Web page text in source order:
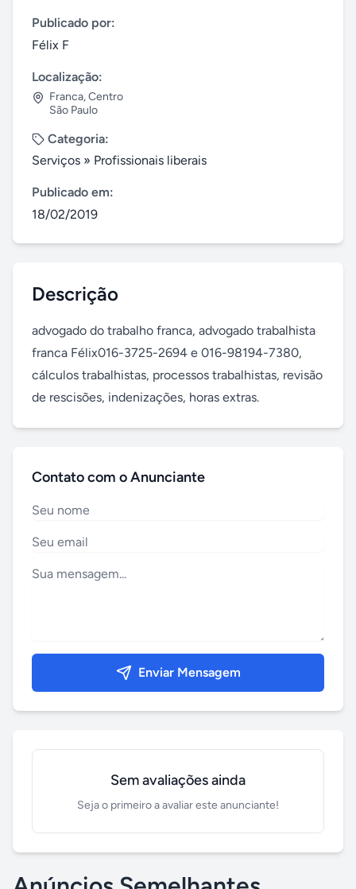
Publicado por:
Félix F
Localização:
Franca,Centro
São Paulo
Categoria:
Serviços » Profissionais liberais
Publicado em:
18/02/2019
Descrição
advogado do trabalho franca, advogado trabalhista
franca Félix016-3725-2694 e 016-98194-7380,
cálculos trabalhistas, processos trabalhistas, revisão
de rescisões, indenizações, horas extras.
Contato com o Anunciante
Enviar Mensagem
Sem avaliações ainda
Seja o primeiro a avaliar este anunciante!